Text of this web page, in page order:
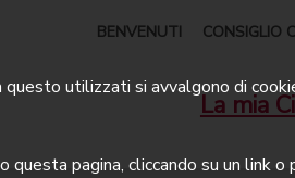
BENVENUTI CONSIGLIO
La mia
utilizzati si avvalgono di
questa pagina, cliccando su un link